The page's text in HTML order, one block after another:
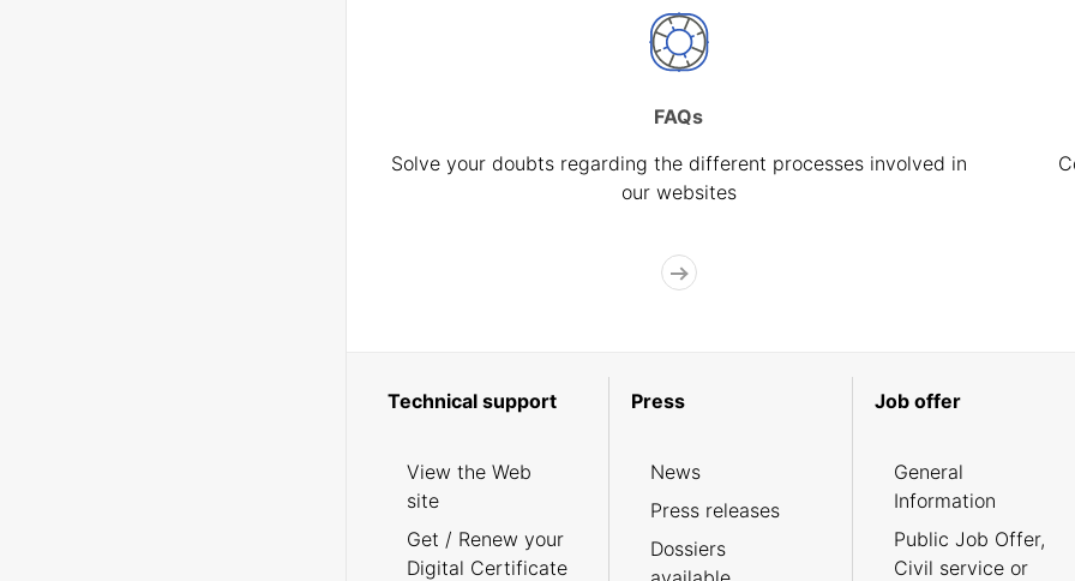
FAQs
Solve your doubts regarding the different processes involved in
our websites
Technical support
View the Web
site
Get / Renew your
Digital Certificate
Press
News
Press releases
Dossiers
Job offer
General
Information
Public Job Offer,
Civil service or